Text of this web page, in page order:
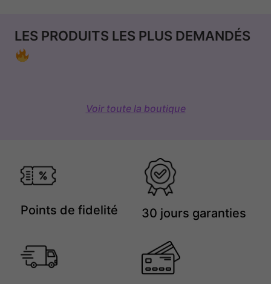
LES PRODUITS LES PLUS DEMANDÉS
Voir toute la boutique
Points de fidelité 30 jours garanties